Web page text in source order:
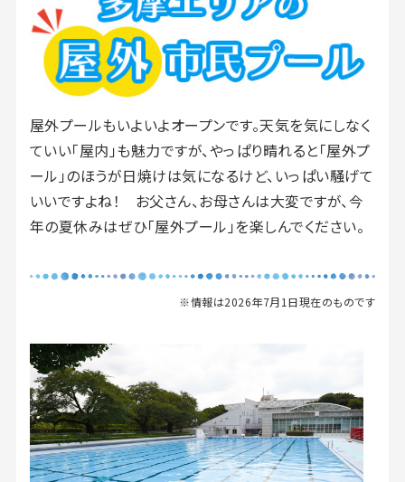
屋外プールもいよいよオープンです。天気を気にしなく
ていい「屋内」も魅力ですが、やっぱり晴れると「屋外プ
ール」のほうが日焼けは気になるけど、いっぱい騒げて
いいですよね！ お父さん、お母さんは大変ですが、今
年の夏休みはぜひ「屋外プール」を楽しんでください。
※情報は2026年7月1日現在のものです